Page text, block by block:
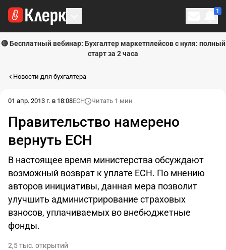
1
🔴 Бесплатный вебинар: Бухгалтер маркетплейсов с нуля: полный
старт за 2 часа
Новости для бухгалтера
01 апр. 2013 г. в 18:08ЕСН Читать 1 мин
Правительство намерено
вернуть ЕСН
В настоящее время министерства обсуждают
возможный возврат к уплате ЕСН. По мнению
авторов инициативы, данная мера позволит
улучшить администрирование страховых
взносов, уплачиваемых во внебюджетные
фонды.
2,5 тыс. открытий